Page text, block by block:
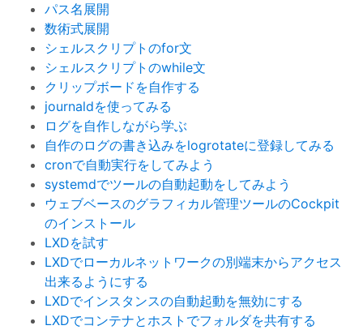
パス名展開
数術式展開
シェルスクリプトのfor文
シェルスクリプトのwhile文
クリップボードを自作する
journaldを使ってみる
ログを自作しながら学ぶ
自作のログの書き込みをlogrotateに登録してみる
cronで自動実行をしてみよう
systemdでツールの自動起動をしてみよう
ウェブベースのグラフィカル管理ツールのCockpit
のインストール
LXDを試す
LXDでローカルネットワークの別端末からアクセス
出来るようにする
LXDでインスタンスの自動起動を無効にする
LXDでコンテナとホストでフォルダを共有する